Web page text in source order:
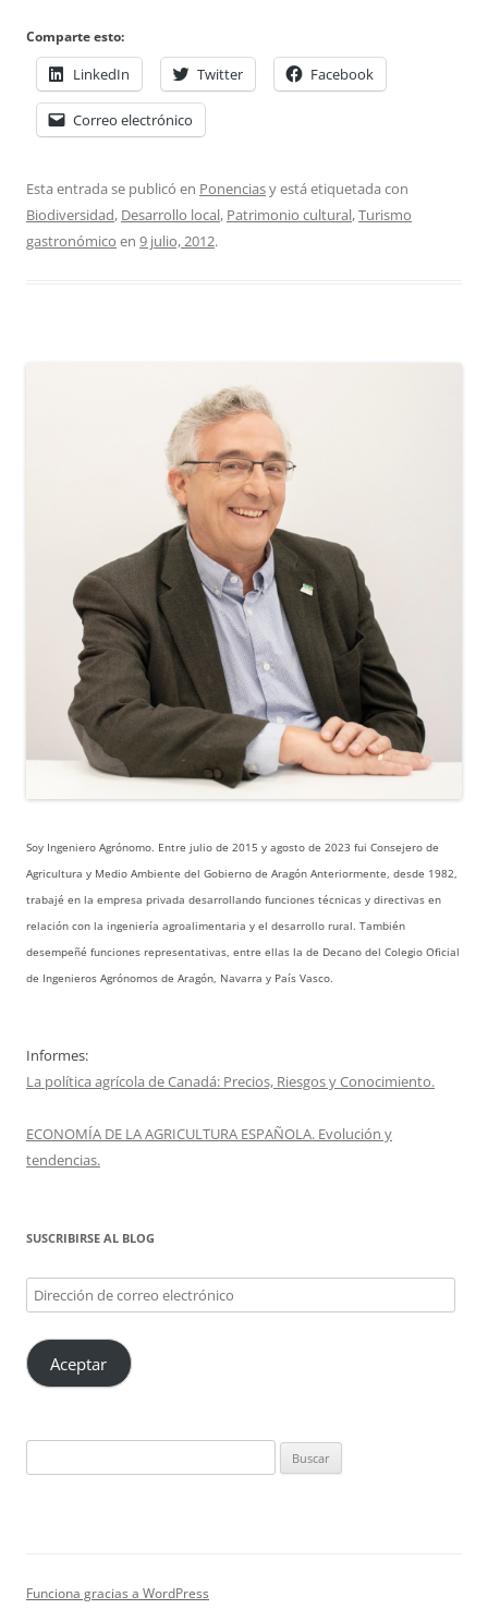
Comparte esto:
LinkedIn Twitter Facebook
Correo electrónico
Esta entrada se publicó en Ponenciasy está etiquetada con
Biodiversidad, Desarrollo local, Patrimonio cultural,Turismo
gastronómico en 9 julio, 2012.
Soy Ingeniero Agrónomo. Entre julio de 2015 y agosto de 2023 fui Consejero de
Agricultura y Medio Ambiente del Gobierno de Aragón Anteriormente, desde 1982,
trabajé en la empresa privada desarrollando funciones técnicas y directivas en
relación con la ingeniería agroalimentaria y el desarrollo rural. También
desempeñé funciones representativas, entre ellas la de Decano del Colegio Oficial
de Ingenieros Agrónomos de Aragón, Navarra y País Vasco.
Informes:
La política agrícola de Canadá: Precios, Riesgos y Conocimiento.
ECONOMÍA DE LA AGRICULTURA ESPAÑOLA. Evolución y
tendencias.
SUSCRIBIRSE AL BLOG
Dirección
de
correo
electrónico
Aceptar
Funciona gracias a WordPress